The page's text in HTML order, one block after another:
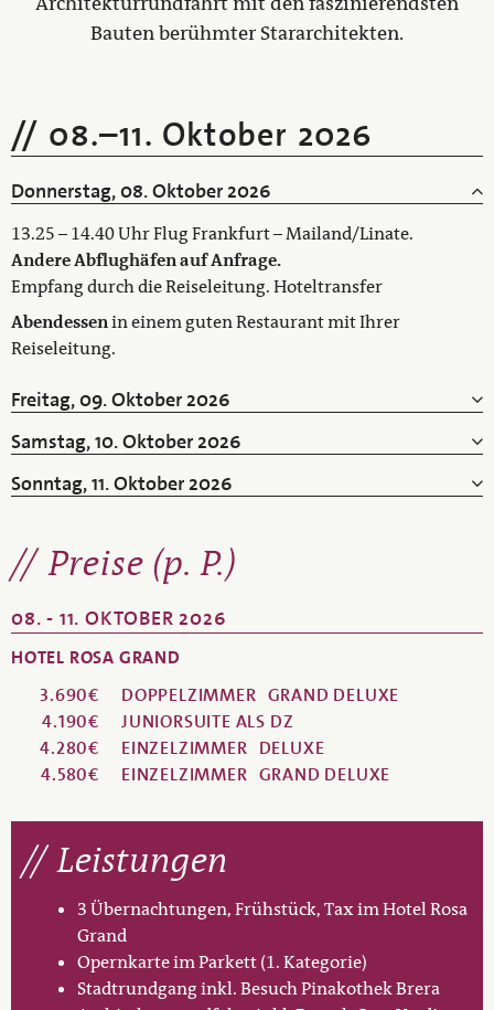
Bauten berühmter Stararchitekten.
08.–11. Oktober 2026
Donnerstag, 08. Oktober 2026
13.25 – 14.40 Uhr Flug Frankfurt – Mailand/Linate.
Andere Abflughäfen auf Anfrage.
Empfang durch die Reiseleitung. Hoteltransfer
Abendessenin einem guten Restaurant mit Ihrer
Reiseleitung.
Freitag, 09. Oktober 2026
Samstag, 10. Oktober 2026
Sonntag, 11. Oktober 2026
Preise (p. P.)
08. - 11. OKTOBER 2026
HOTEL ROSA GRAND
3.690€
DOPPELZIMMER GRAND DELUXE
4.190€
JUNIORSUITE ALS DZ
4.280€
EINZELZIMMER DELUXE
4.580€
EINZELZIMMER GRAND DELUXE
Leistungen
3 Übernachtungen, Frühstück, Tax im Hotel Rosa
Grand
Opernkarte im Parkett (1. Kategorie)
Stadtrundgang inkl. Besuch Pinakothek Brera